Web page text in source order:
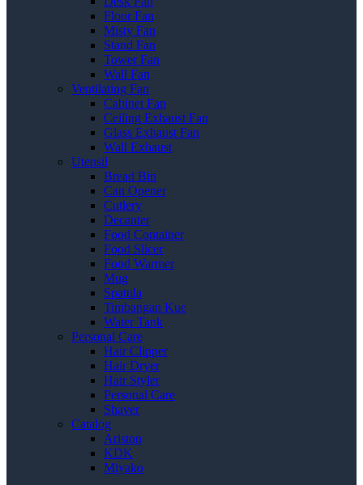
Floor Fan
Misty Fan
Stand Fan
Tower Fan
Wall Fan
Ventilating Fan
Cabinet Fan
Ceiling Exhaust Fan
Glass Exhaust Fan
Wall Exhaust
Utensil
Bread Bin
Can Opener
Cutlery
Decanter
Food Container
Food Slicer
Food Warmer
Mug
Spatula
Timbangan Kue
Water Tank
Personal Care
Hair Clipper
Hair Dryer
Hair Styler
Personal Care
Shaver
Catalog
Ariston
KDK
Miyako